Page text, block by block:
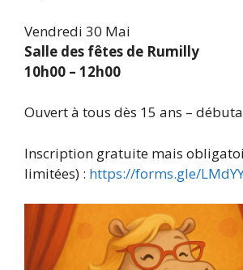
Vendredi 30 Mai
Salle des fêtes de Rumilly
10h00 – 12h00
Ouvert à tous dès 15 ans –
Inscription gratuite mais
limitées) : https://forms.gle/